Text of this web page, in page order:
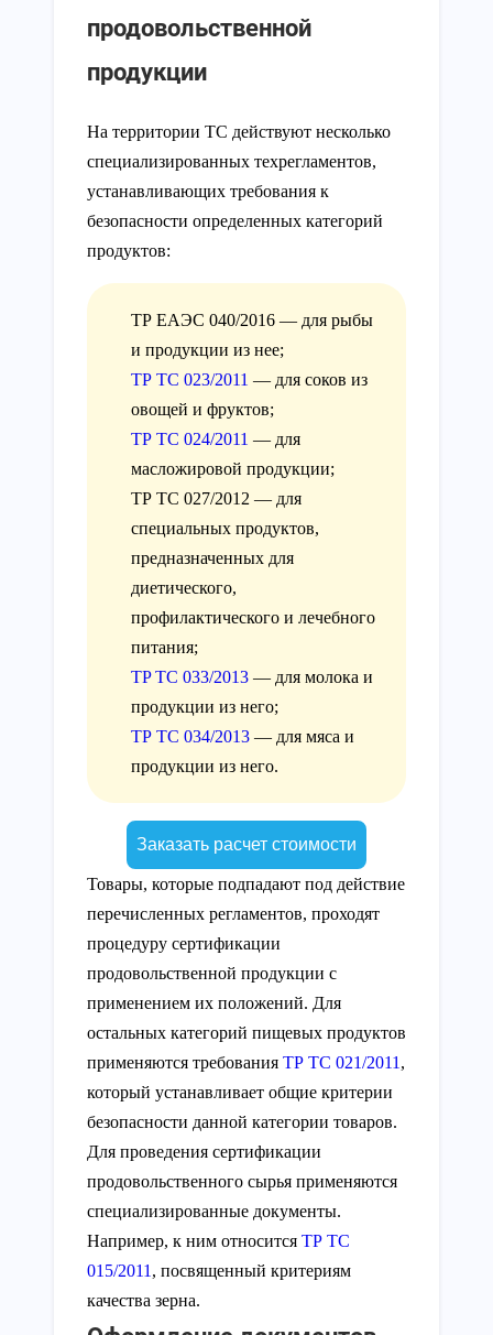
продовольственной
продукции
На территории ТС действуют несколько
специализированных техрегламентов,
устанавливающих требования к
безопасности определенных категорий
продуктов:
ТР ЕАЭС 040/2016 — для рыбы
и продукции из нее;
ТР ТС 023/2011 — для соков из
овощей и фруктов;
ТР ТС 024/2011 — для
масложировой продукции;
ТР ТС 027/2012 — для
специальных продуктов,
предназначенных для
диетического,
профилактического и лечебного
питания;
TP ТС 033/2013 — для молока и
продукции из него;
ТР ТС 034/2013 — для мяса и
продукции из него.
Заказать расчет стоимости
Товары, которые подпадают под действие
перечисленных регламентов, проходят
процедуру сертификации
продовольственной продукции с
применением их положений. Для
остальных категорий пищевых продуктов
применяются требования ТР ТС 021/2011 ,
который устанавливает общие критерии
безопасности данной категории товаров.
Для проведения сертификации
продовольственного сырья применяются
специализированные документы.
Например, к ним относится ТР ТС
015/2011 , посвященный критериям
качества зерна.